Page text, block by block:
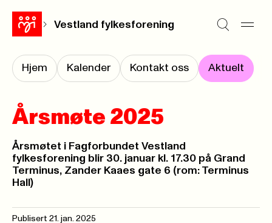
Vestland fylkesforening
Hjem Kalender Kontakt oss Aktuelt
Årsmøte 2025
Årsmøtet i Fagforbundet Vestland
fylkesforening blir 30. januar kl. 17.30 på Grand
Terminus, Zander Kaaes gate 6 (rom: Terminus
Hall)
Publisert 21. jan. 2025